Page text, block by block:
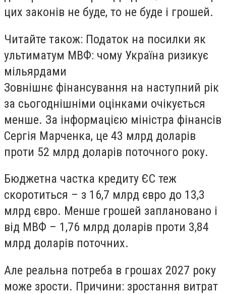
цих законів не буде, то не буде і грошей.
Читайте також: Податок на посилки як
ультиматум МВФ: чому Україна ризикує
мільярдами
Зовнішнє фінансування на наступний рік
за сьогоднішніми оцінками очікується
менше. За інформацією міністра фінансів
Сергія Марченка, це 43 млрд доларів
проти 52 млрд доларів поточного року.
Бюджетна частка кредиту ЄС теж
скоротиться – з 16,7 млрд євро до 13,3
млрд євро. Менше грошей заплановано і
від МВФ – 1,76 млрд доларів проти 3,84
млрд доларів поточних.
Але реальна потреба в грошах 2027 року
може зрости. Причини: зростання витрат